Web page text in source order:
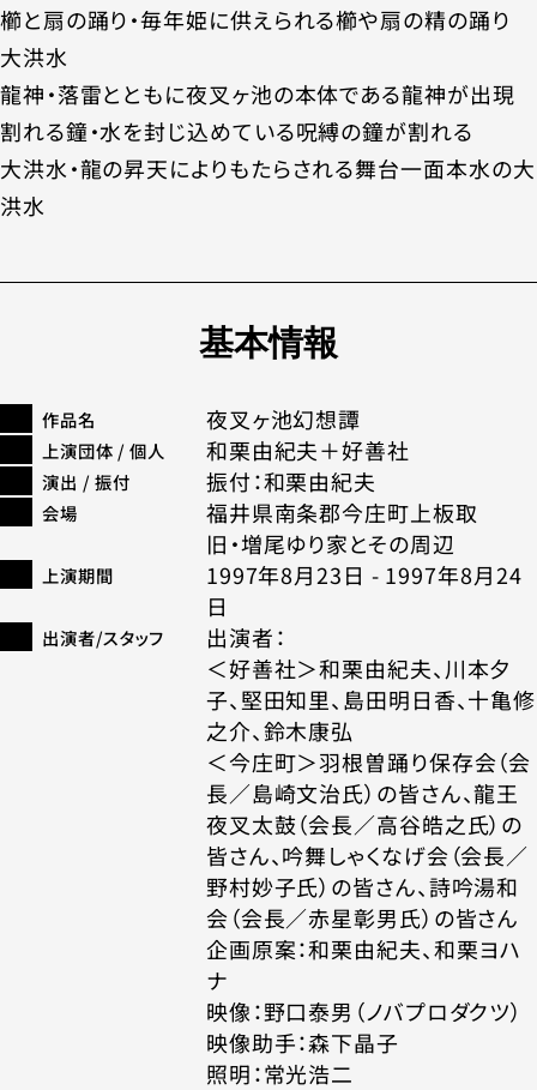
櫛と扇の踊り・毎年姫に供えられる櫛や扇の精の踊り
大洪水
龍神・落雷とともに夜叉ヶ池の本体である龍神が出現
割れる鐘・水を封じ込めている呪縛の鐘が割れる
大洪水・龍の昇天によりもたらされる舞台一面本水の大
洪水
基本情報
作品名 夜叉ヶ池幻想譚
上演団体 / 個人 和栗由紀夫＋好善社
演出 / 振付 振付：和栗由紀夫
会場
福井県南条郡今庄町上板取
旧・増尾ゆり家とその周辺
上演期間
1997年8月23日 - 1997年8月24
日
出演者/スタッフ
出演者：
＜好善社＞和栗由紀夫、川本夕
子、堅田知里、島田明日香、十亀修
之介、鈴木康弘
＜今庄町＞羽根曽踊り保存会（会
長／島崎文治氏）の皆さん、龍王
夜叉太鼓（会長／高谷皓之氏）の
皆さん、吟舞しゃくなげ会（会長／
野村妙子氏）の皆さん、詩吟湯和
会（会長／赤星彰男氏）の皆さん
企画原案：和栗由紀夫、和栗ヨハ
ナ
映像：野口泰男（ノバプロダクツ）
映像助手：森下晶子
照明：常光浩二